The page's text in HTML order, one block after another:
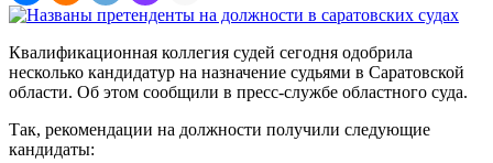
Квалификационная коллегия судей сегодня одобрила
несколько кандидатур на назначение судьями в Саратовской
области. Об этом сообщили в пресс-службе областного суда.
Так, рекомендации на должности получили следующие
кандидаты: